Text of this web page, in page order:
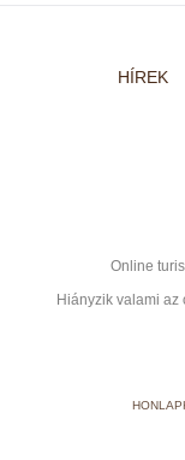
HÍREK
Online
Hiányzik valami